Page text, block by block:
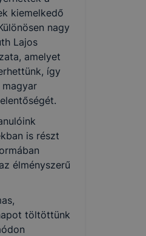
kiemelkedő
nagy
Lajos
amelyet
így
is részt
élményszerű
töltöttünk